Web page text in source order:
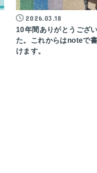
2026.03.18
10年間ありがとうござ
た。これからはnoteで
けます。